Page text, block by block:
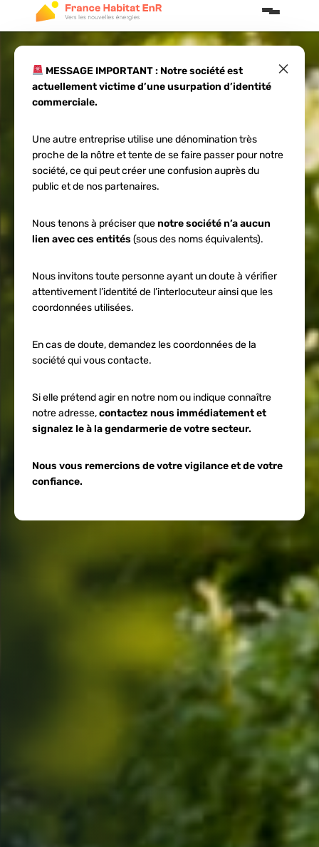
×
MESSAGE IMPORTANT : Notre société est
actuellement victime d’une usurpation d’identité
commerciale.
Une autre entreprise utilise une dénomination très
proche de la nôtre et tente de se faire passer pour notre
société, ce qui peut créer une confusion auprès du
public et de nos partenaires.
Nous tenons à préciser quenotre société n’a aucun
lien avec ces entités (sous des noms équivalents).
Nous invitons toute personne ayant un doute à vérifier
attentivement l’identité de l’interlocuteur ainsi que les
coordonnées utilisées.
En cas de doute, demandez les coordonnées de la
société qui vous contacte.
Si elle prétend agir en notre nom ou indique connaître
notre adresse,contactez nous immédiatement et
signalez le à la gendarmerie de votre secteur.
Nous vous remercions de votre vigilance et de votre
confiance.
Combiner pompe à
chaleur et
recharge VE en
2026